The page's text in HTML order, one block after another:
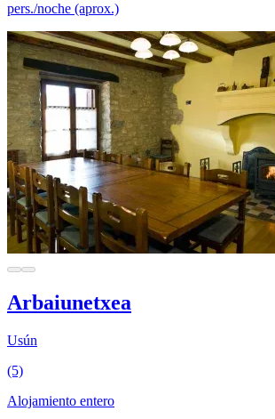
pers./noche (aprox.)
Arbaiunetxea
Usún
(5)
Alojamiento entero